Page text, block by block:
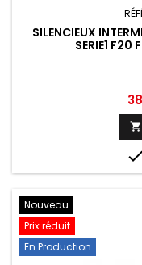
SILENCIEUX
SERIE1


Nouveau
Prix réduit
En Production